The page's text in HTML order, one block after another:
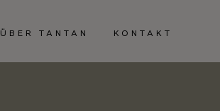
ÜBER TANTAN KONTAKT